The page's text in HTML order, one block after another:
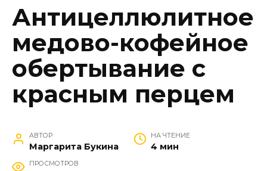
Антицеллюлитное
медово-кофейное
обертывание с
красным перцем
АВТОР
Маргарита Букина
НА ЧТЕНИЕ
4 мин
ПРОСМОТРОВ